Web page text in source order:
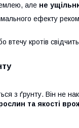
але не
ефекту
втечу кротів
з ґрунту. Він не
та якості